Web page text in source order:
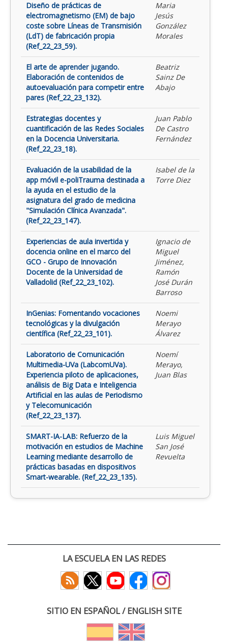
Diseño de prácticas de
electromagnetismo (EM) de bajo
coste sobre Líneas de Transmisión
(LdT) de fabricación propia
(Ref_22_23_59).
Maria
Jesús
González
Morales
El arte de aprender jugando.
Elaboración de contenidos de
autoevaluación para competir entre
pares (Ref_22_23_132).
Beatriz
Sainz De
Abajo
Estrategias docentes y
cuantificación de las Redes Sociales
en la Docencia Universitaria.
(Ref_22_23_18).
Juan Pablo
De Castro
Fernández
Evaluación de la usabilidad de la
app móvil e-poliTrauma destinada a
la ayuda en el estudio de la
asignatura del grado de medicina
"Simulación Clínica Avanzada".
(Ref_22_23_147).
Isabel de la
Torre Diez
Experiencias de aula invertida y
docencia online en el marco del
GCO - Grupo de Innovación
Docente de la Universidad de
Valladolid (Ref_22_23_102).
Ignacio de
Miguel
Jiménez,
Ramón
José Durán
Barroso
InGenias: Fomentando vocaciones
tecnológicas y la divulgación
científica (Ref_22_23_101).
Noemi
Merayo
Álvarez
Laboratorio de Comunicación
Multimedia-UVa (LabcomUVa).
Experiencia piloto de aplicaciones,
análisis de Big Data e Inteligencia
Artificial en las aulas de Periodismo
y Telecomunicación
(Ref_22_23_137).
Noemí
Merayo,
Juan Blas
SMART-IA-LAB: Refuerzo de la
motivación en estudios de Machine
Learning mediante desarrollo de
prácticas basadas en dispositivos
Smart-wearable. (Ref_22_23_135).
Luis Miguel
San José
Revuelta
LA ESCUELA EN LAS REDES
SITIO EN ESPAÑOL / ENGLISH SITE